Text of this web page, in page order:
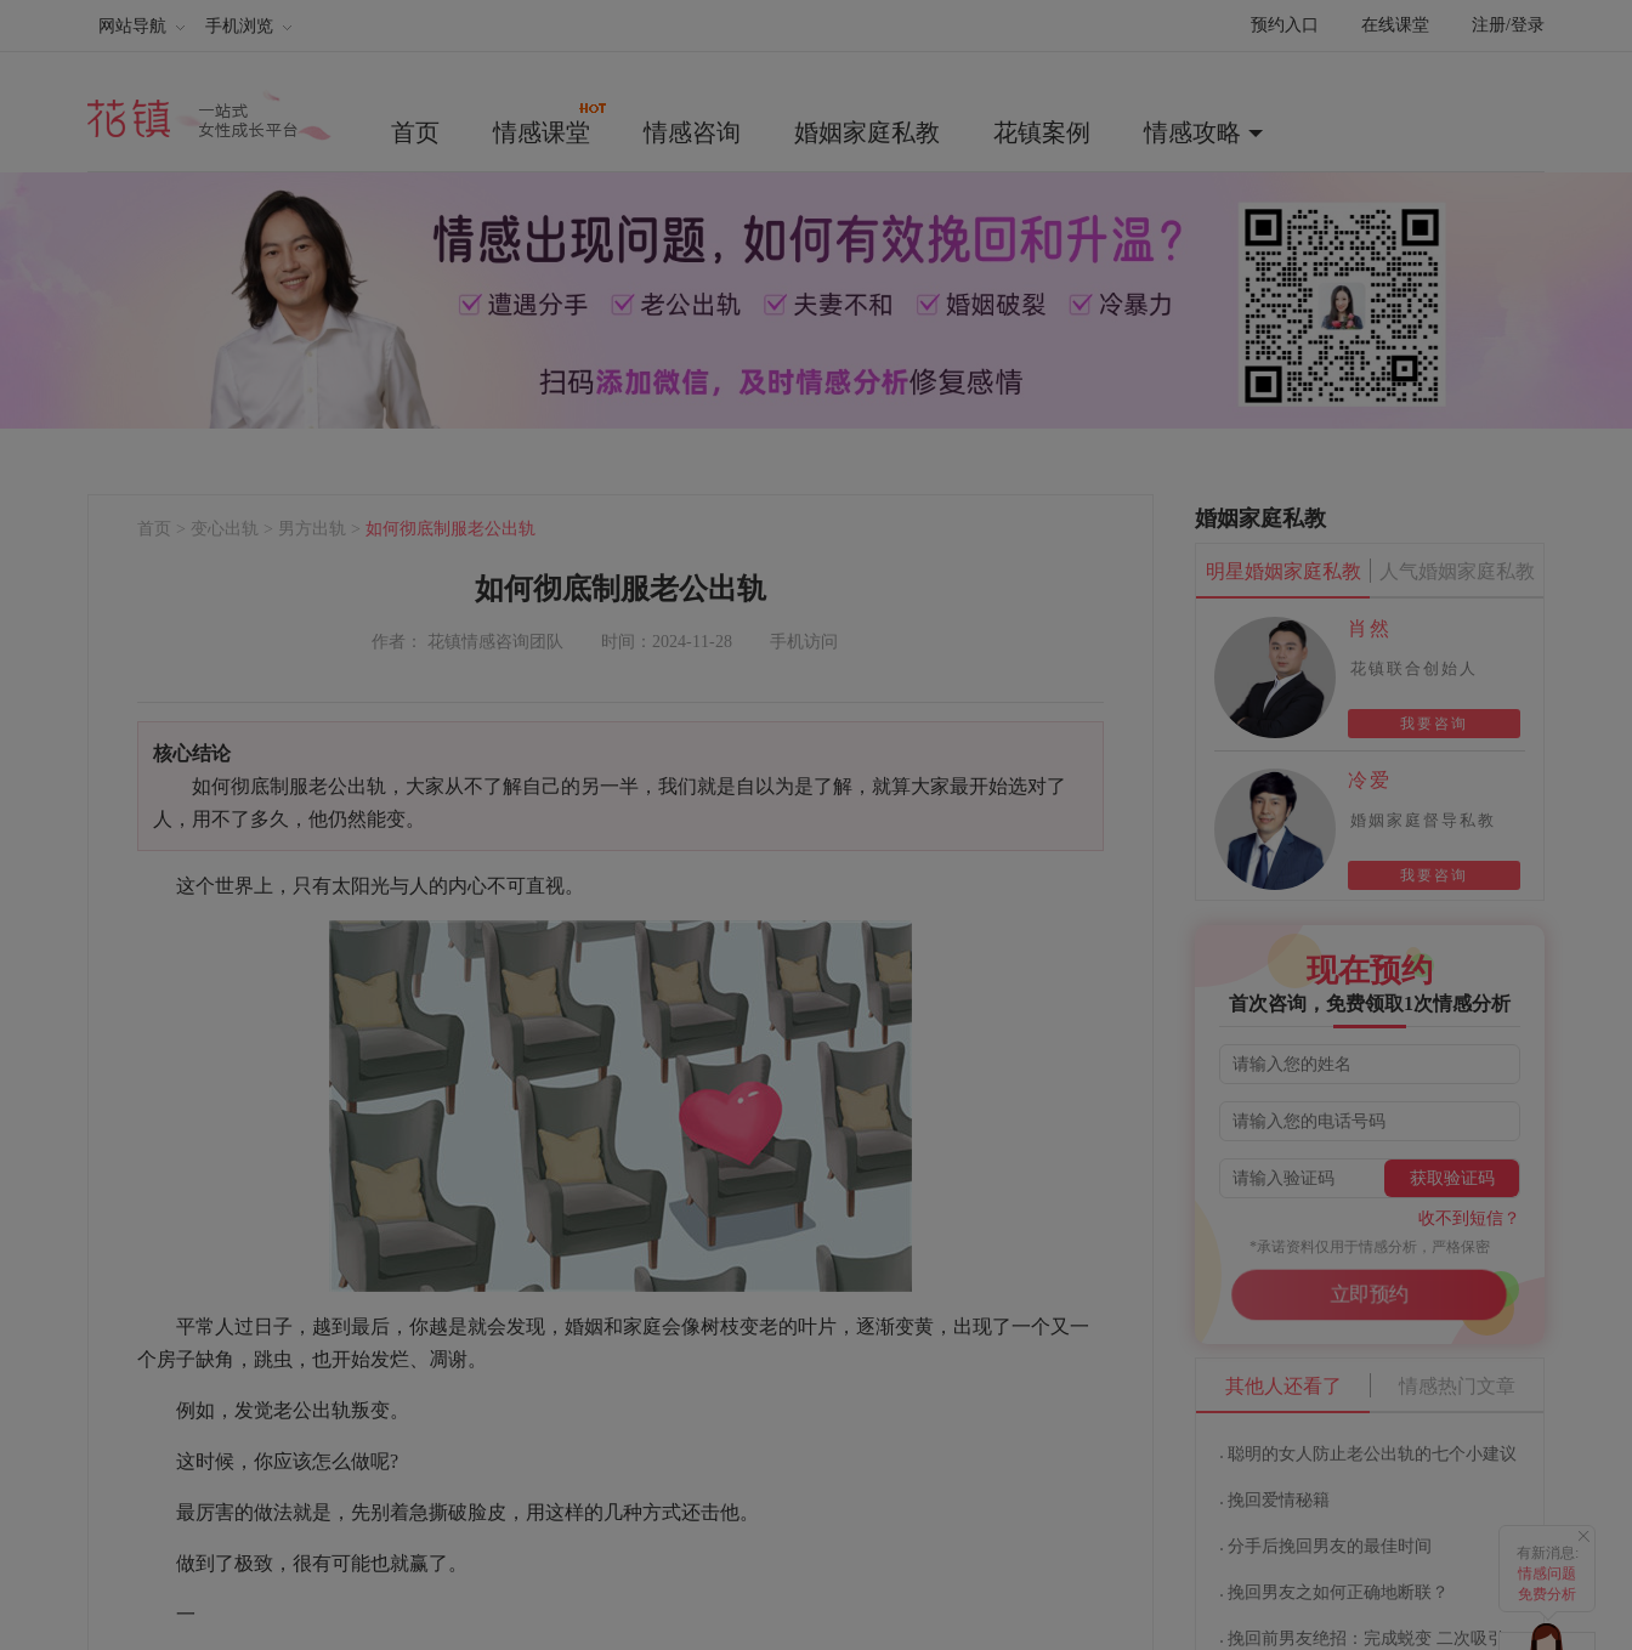
预约入口 在线课堂 注册/登录
网站导航 手机浏览
首页 情感课堂 情感咨询 婚姻家庭私教 花镇案例 情感攻略
首页 > 变心出轨 > 男方出轨 > 如何彻底制服老公出轨
如何彻底制服老公出轨
作者： 花镇情感咨询团队 时间：2024-11-28 手机访问
核心结论
如何彻底制服老公出轨，大家从不了解自己的另一半，我们就是自以为是了解，就算大家最开始选对了
人，用不了多久，他仍然能变。
这个世界上，只有太阳光与人的内心不可直视。
平常人过日子，越到最后，你越是就会发现，婚姻和家庭会像树枝变老的叶片，逐渐变黄，出现了一个又一
个房子缺角，跳虫，也开始发烂、凋谢。
例如，发觉老公出轨叛变。
这时候，你应该怎么做呢?
最厉害的做法就是，先别着急撕破脸皮，用这样的几种方式还击他。
做到了极致，很有可能也就赢了。
一
婚姻家庭私教
明星婚姻家庭私教 人气婚姻家庭私教
肖然
花镇联合创始人
我要咨询
冷爱
婚姻家庭督导私教
我要咨询
现在预约
首次咨询，免费领取1次情感分析
获取验证码
收不到短信？
*承诺资料仅用于情感分析，严格保密
立即预约
其他人还看了 情感热门文章
聪明的女人防止老公出轨的七个小建议
挽回爱情秘籍
分手后挽回男友的最佳时间
挽回男友之如何正确地断联？
挽回前男友绝招：完成蜕变 二次吸引
有新消息:
情感问题
免费分析